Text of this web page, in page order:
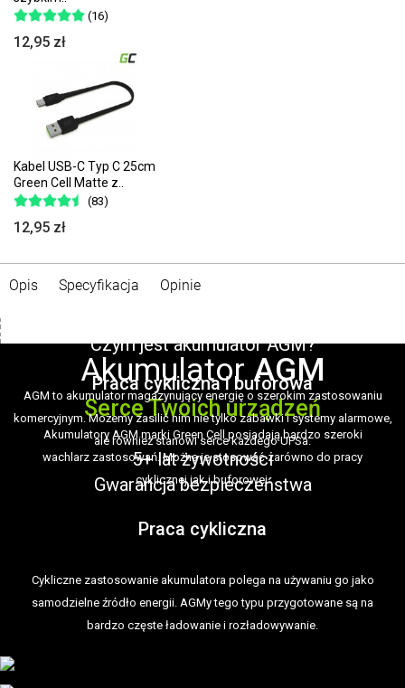
(16)
12,95 zł
Kabel USB-C Typ C 25cm
Green Cell Matte z..
(83)
12,95 zł
Opis Specyfikacja Opinie
AkumulatorAGM
Serce Twoich urządzeń
5+ lat żywotności
Gwarancja bezpieczeństwa
Czym jest akumulator AGM?
AGM to akumulator magazynujący energię o szerokim zastosowaniu
komercyjnym. Możemy zasilić nim nie tylko zabawki i systemy alarmowe,
ale również stanowi serce każdego UPSa.
Praca cykliczna i buforowa
Akumulatory AGM marki Green Cell posiadają bardzo szeroki
wachlarz zastosowań. Można je stosować zarówno do pracy
cyklicznej jak i buforowej.
Praca cykliczna
Cykliczne zastosowanie akumulatora polega na używaniu go jako
samodzielne źródło energii. AGMy tego typu przygotowane są na
bardzo częste ładowanie i rozładowywanie.